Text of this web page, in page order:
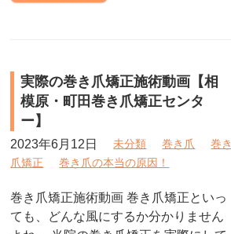
実際の巻き爪矯正施術動画【相
模原・町田巻き爪矯正センタ
ー】
2023年6月12日 未分類 巻き爪
巻き
爪矯正
巻き爪の本当の原因！
巻き爪矯正施術動画 巻き爪矯正といっ
ても、どんな風にするか分かりません